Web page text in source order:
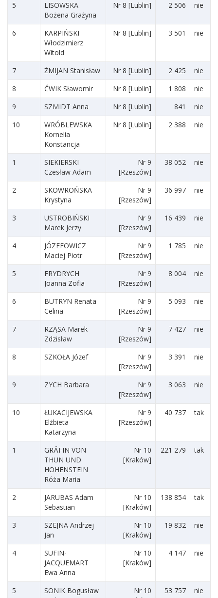
5
LISOWSKA
Bożena Grażyna
Nr 8 [Lublin] 2 506 nie
6
KARPIŃSKI
Włodzimierz
Witold
Nr 8 [Lublin] 3 501 nie
7 ŻMIJAN Stanisław Nr 8 [Lublin] 2 425
nie
8
ĆWIK Sławomir Nr 8 [Lublin] 1 808
nie
9
SZMIDT Anna Nr 8 [Lublin] 841
nie
10
WRÓBLEWSKA
Kornelia
Konstancja
Nr 8 [Lublin] 2 388 nie
1
SIEKIERSKI
Czesław Adam
Nr 9
[Rzeszów]
38 052 nie
2
SKOWROŃSKA
Krystyna
Nr 9
[Rzeszów]
36 997 nie
3
USTROBIŃSKI
Marek Jerzy
Nr 9
[Rzeszów]
16 439 nie
4
JÓZEFOWICZ
Maciej Piotr
Nr 9
[Rzeszów]
1 785 nie
5
FRYDRYCH
Joanna Zofia
Nr 9
[Rzeszów]
8 004 nie
6
BUTRYN Renata
Celina
Nr 9
[Rzeszów]
5 093 nie
7
RZĄSA Marek
Zdzisław
Nr 9
[Rzeszów]
7 427 nie
8 SZKOŁA Józef
Nr 9
[Rzeszów]
3 391 nie
9 ZYCH Barbara
Nr 9
[Rzeszów]
3 063 nie
10
ŁUKACIJEWSKA
Elżbieta
Katarzyna
Nr 9
[Rzeszów]
40 737 tak
1
GRÄFIN VON
THUN UND
HOHENSTEIN
Róża Maria
Nr 10
[Kraków]
221 279 tak
2
JARUBAS Adam
Sebastian
Nr 10
[Kraków]
138 854 tak
3
SZEJNA Andrzej
Jan
Nr 10
[Kraków]
19 832 nie
4
SUFIN-
JACQUEMART
Ewa Anna
Nr 10
[Kraków]
4 147 nie
5
SONIK Bogusław
Nr 10
53 757 nie